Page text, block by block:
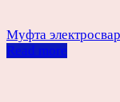
Муфта
Read more